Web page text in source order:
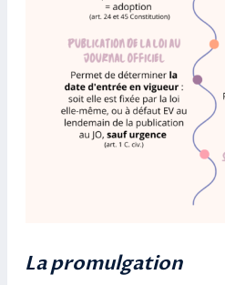
La promulgation